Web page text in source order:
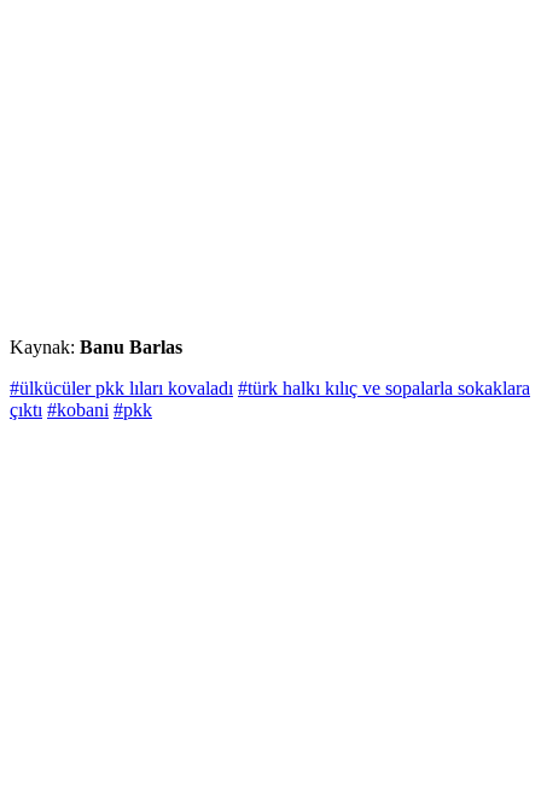
Kaynak: Banu Barlas
#ülkücüler pkk lıları kovaladı #türk halkı kılıç ve sopalarla sokaklara
çıktı #kobani #pkk